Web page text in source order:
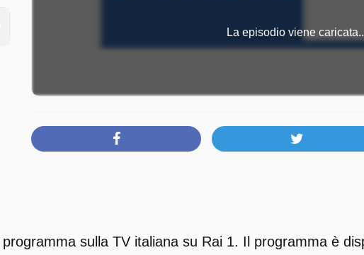
La episodio viene
sulla TV italiana su Rai 1. Il programma è